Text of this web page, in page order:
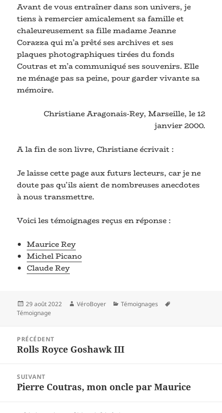
Avant de vous entraîner dans son univers, je
tiens à remercier amicalement sa famille et
chaleureusement sa fille madame Jeanne
Corazza qui m’a prêté ses archives et ses
plaques photographiques tirées du fonds
Coutras et m’a communiqué ses souvenirs. Elle
ne ménage pas sa peine, pour garder vivante sa
mémoire.
Christiane Aragonais-Rey, Marseille, le 12
janvier 2000.
A la fin de son livre, Christiane écrivait :
Je laisse cette page aux futurs lecteurs, car je ne
doute pas qu’ils aient de nombreuses anecdotes
à nous transmettre.
Voici les témoignages reçus en réponse :
Maurice Rey
Michel Picano
Claude Rey
Publié
le
29 août 2022 Auteur
VéroBoyer Catégories
Témoignages
Témoignage
l’article
PRÉCÉDENT
Article
Rolls Royce Goshawk III
SUIVANT
Article
Pierre Coutras, mon oncle par Maurice